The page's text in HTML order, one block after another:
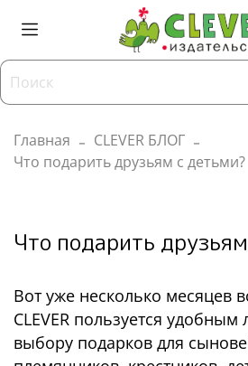
Главная
CLEVER БЛОГ
Что подарить друзьям с детьми?
Что подарить
Вот уже несколько месяцев
CLEVER пользуется
выбору подарков для